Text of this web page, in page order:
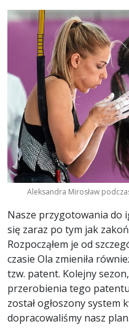
Aleksandra Mirosław
Nasze przygotowania do
się zaraz po tym jak
Rozpocząłem je od
czasie Ola zmieniła
tzw. patent. Kolejny
przerobienia tego
został ogłoszony system
dopracowaliśmy nasz plan.